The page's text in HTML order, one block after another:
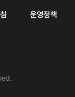
운영정책